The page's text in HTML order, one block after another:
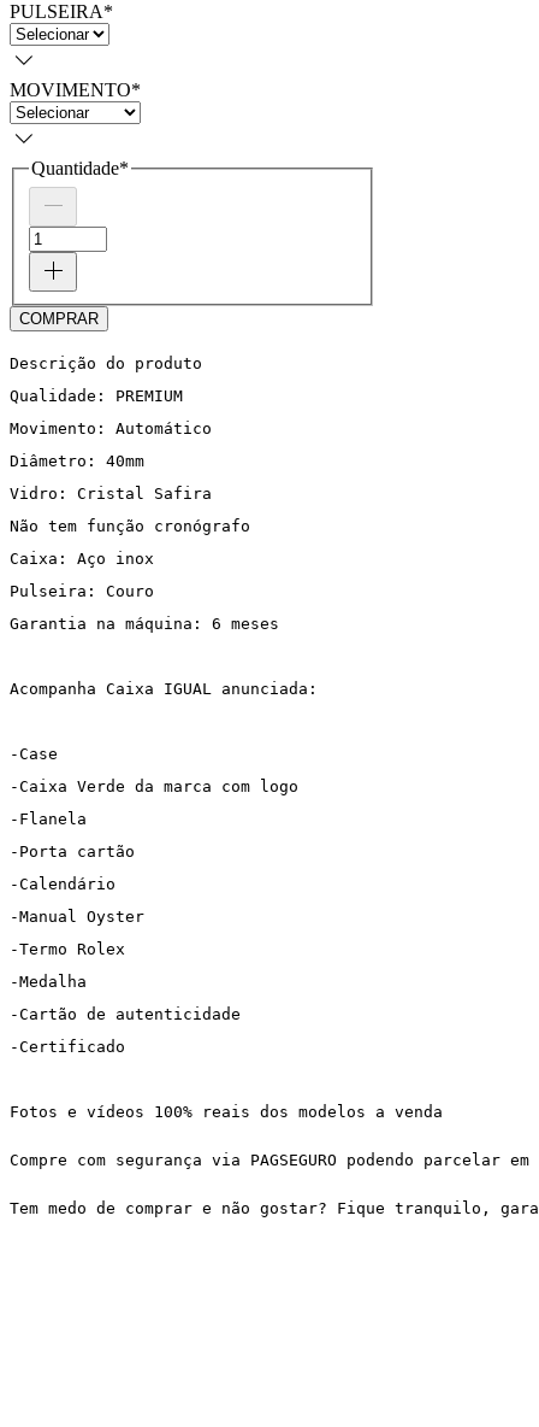
PULSEIRA*
MOVIMENTO*
Quantidade*
COMPRAR
Descrição do produto
Qualidade: PREMIUM
Movimento: Automático
Diâmetro: 40mm
Vidro: Cristal Safira
Não tem função cronógrafo
Caixa: Aço inox
Pulseira: Couro
Garantia na máquina: 6 meses
Acompanha Caixa IGUAL anunciada:
-Case
-Caixa Verde da marca com logo
-Flanela
-Porta cartão
-Calendário
-Manual Oyster
-Termo Rolex
-Medalha
-Cartão de autenticidade
-Certificado
Fotos e vídeos 100% reais dos modelos a venda
Compre com segurança via PAGSEGURO podendo
Tem medo de comprar e não gostar? Fique tranquilo,